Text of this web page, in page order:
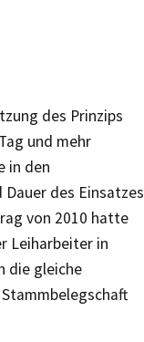
des Prinzips
und mehr
in den
des Einsatzes
von 2010 hatte
Leiharbeiter in
die gleiche